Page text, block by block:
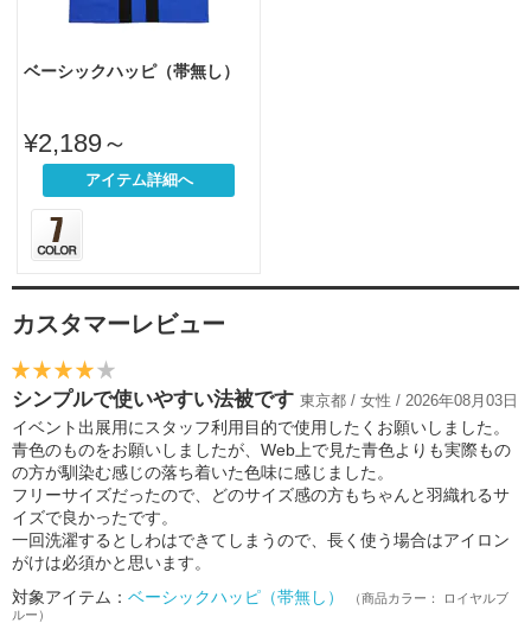
ベーシックハッピ（帯無し）
¥2,189～
アイテム詳細へ
カスタマーレビュー
シンプルで使いやすい法被です 東京都 / 女性 / 2026年08月03日
イベント出展用にスタッフ利用目的で使用したくお願いしました。
青色のものをお願いしましたが、Web上で見た青色よりも実際もの
の方が馴染む感じの落ち着いた色味に感じました。
フリーサイズだったので、どのサイズ感の方もちゃんと羽織れるサ
イズで良かったです。
一回洗濯するとしわはできてしまうので、長く使う場合はアイロン
がけは必須かと思います。
対象アイテム： ベーシックハッピ（帯無し）
（商品カラー： ロイヤルブ
ルー）